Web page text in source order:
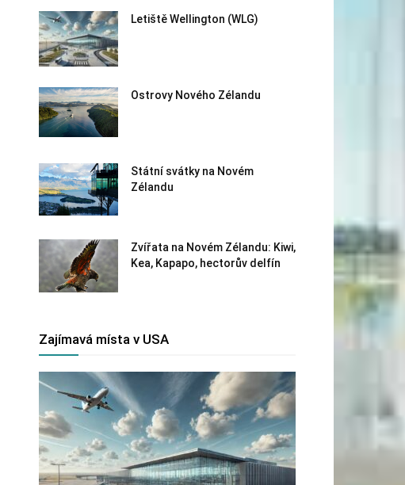
Letiště Wellington (WLG)
Ostrovy Nového Zélandu
Státní svátky na Novém
Zélandu
Zvířata na Novém Zélandu: Kiwi,
Kea, Kapapo, hectorův delfín
Zajímavá místa v USA